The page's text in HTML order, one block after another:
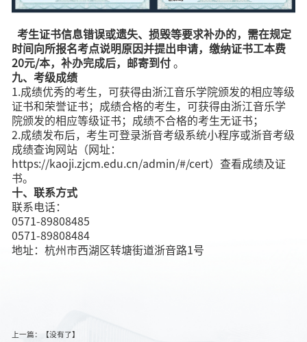
考生证书信息错误或遗失、损毁等要求补办的，需在规定
时间向所报名考点说明原因并提出申请，缴纳证书工本费
20元/本，补办完成后，邮寄到付。
九、考级成绩
1.成绩优秀的考生，可获得由浙江音乐学院颁发的相应等级
证书和荣誉证书；成绩合格的考生，可获得由浙江音乐学
院颁发的相应等级证书；成绩不合格的考生无证书；
2.成绩发布后，考生可登录浙音考级系统小程序或浙音考级
成绩查询网站（网址：
https://kaoji.zjcm.edu.cn/admin/#/cert）查看成绩及证
书。
十、联系方式
联系电话：
0571-89808485
0571-89808484
地址：杭州市西湖区转塘街道浙音路1号
上一篇：【没有了】